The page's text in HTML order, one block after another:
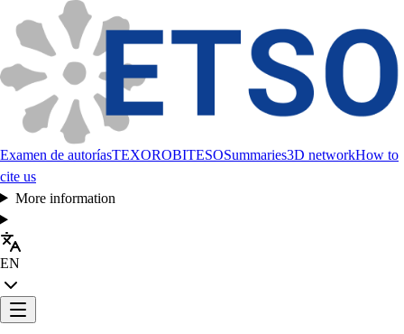
Examen de autoríasTEXOROBITESOSummaries3D networkHow to
cite us
More information
EN